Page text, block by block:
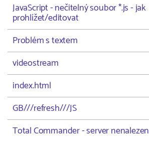
JavaScript - nečitelný soubor *.js - jak
prohlížet/editovat
Problém s textem
videostream
index.html
GB///refresh///JS
Total Commander - server nenalezen